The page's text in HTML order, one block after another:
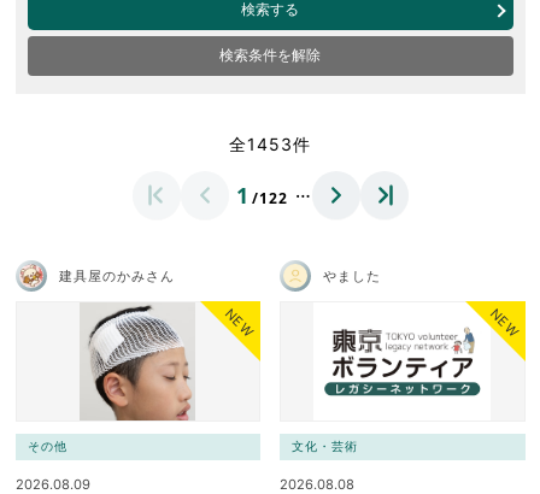
検索する
検索条件を解除
全1453件
1 /122 …
建具屋のかみさん
NEW
その他
2026.08.09
やました
NEW
文化・芸術
2026.08.08